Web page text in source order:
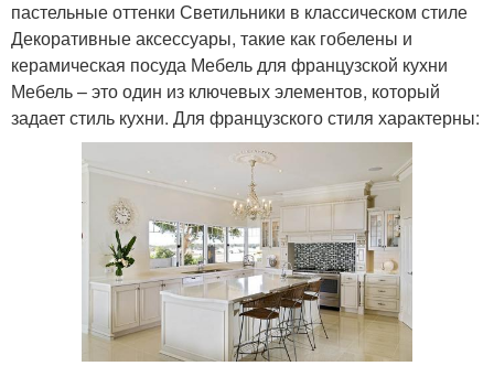
пастельные оттенки Светильники в классическом стиле
Декоративные аксессуары, такие как гобелены и
керамическая посуда Мебель для французской кухни
Мебель – это один из ключевых элементов, который
задает стиль кухни. Для французского стиля характерны: